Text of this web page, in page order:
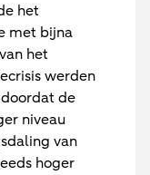
het
met bijna
het
werden
de
niveau
van
hoger